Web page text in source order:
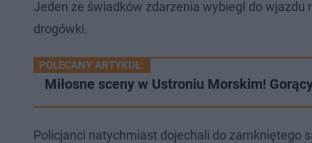
Jeden ze świadków zdarzenia wybiegł do wjazdu
drogówki.
POLECANY ARTYKUŁ:
Miłosne sceny w Ustroniu Morskim!
Policjanci natychmiast dojechali do zamkniętego